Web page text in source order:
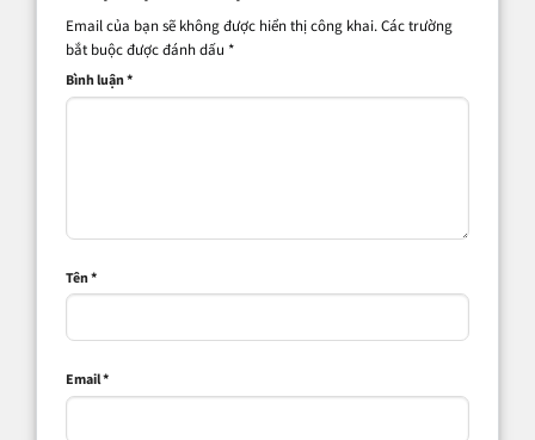
Email của bạn sẽ không được hiển thị công khai.Các trường
bắt buộc được đánh dấu *
Bình luận*
Tên*
Email*